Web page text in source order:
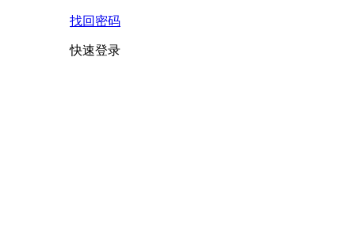
找回密码
快速登录